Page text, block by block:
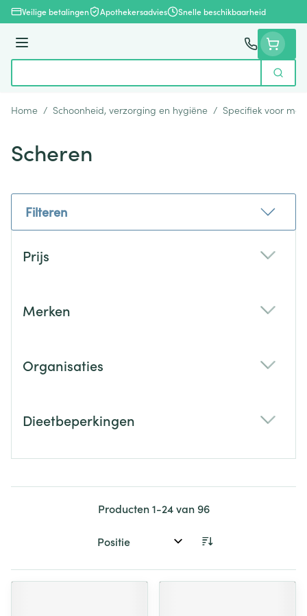
Ga naar de inhoud
Veilige betalingen Apothekersadvies Snelle beschikbaarheid
Menu
Zoek
Home / Schoonheid, verzorging en hygiëne / Specifiek voor
Scheren
Filteren
Prijs
Merken
Organisaties
Dieetbeperkingen
Producten1-24van96
Sorteer op: